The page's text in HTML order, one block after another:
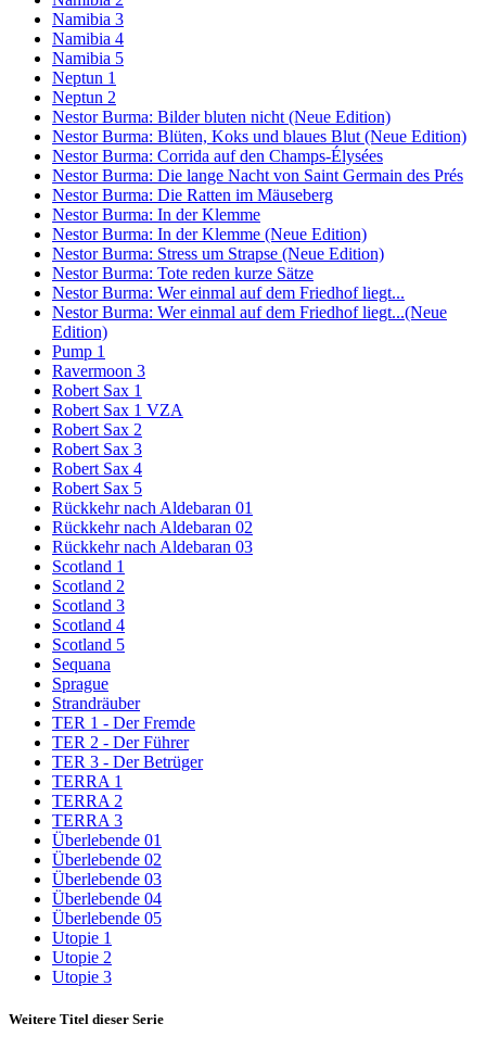
Namibia 3
Namibia 4
Namibia 5
Neptun 1
Neptun 2
Nestor Burma: Bilder bluten nicht (Neue Edition)
Nestor Burma: Blüten, Koks und blaues Blut (Neue Edition)
Nestor Burma: Corrida auf den Champs-Élysées
Nestor Burma: Die lange Nacht von Saint Germain des Prés
Nestor Burma: Die Ratten im Mäuseberg
Nestor Burma: In der Klemme
Nestor Burma: In der Klemme (Neue Edition)
Nestor Burma: Stress um Strapse (Neue Edition)
Nestor Burma: Tote reden kurze Sätze
Nestor Burma: Wer einmal auf dem Friedhof liegt...
Nestor Burma: Wer einmal auf dem Friedhof liegt...(Neue
Edition)
Pump 1
Ravermoon 3
Robert Sax 1
Robert Sax 1 VZA
Robert Sax 2
Robert Sax 3
Robert Sax 4
Robert Sax 5
Rückkehr nach Aldebaran 01
Rückkehr nach Aldebaran 02
Rückkehr nach Aldebaran 03
Scotland 1
Scotland 2
Scotland 3
Scotland 4
Scotland 5
Sequana
Sprague
Strandräuber
TER 1 - Der Fremde
TER 2 - Der Führer
TER 3 - Der Betrüger
TERRA 1
TERRA 2
TERRA 3
Überlebende 01
Überlebende 02
Überlebende 03
Überlebende 04
Überlebende 05
Utopie 1
Utopie 2
Utopie 3
Weitere Titel dieser Serie